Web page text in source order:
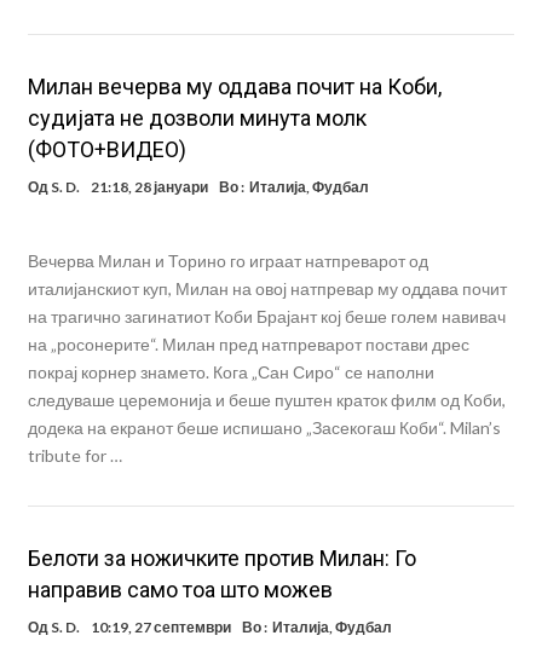
Милан вечерва му оддава почит на Коби,
судијата не дозволи минута молк
(ФОТО+ВИДЕО)
Од S. D. 21:18, 28 јануари Во : Италија,Фудбал
Вечерва Милан и Торино го играат натпреварот од
италијанскиот куп, Милан на овој натпревар му оддава почит
на трагично загинатиот Коби Брајант кој беше голем навивач
на „росонерите“. Милан пред натпреварот постави дрес
покрај корнер знамето. Кога „Сан Сиро“ се наполни
следуваше церемонија и беше пуштен краток филм од Коби,
додека на екранот беше испишано „Засекогаш Коби“. Milan’s
tribute for …
Белоти за ножичките против Милан: Го
направив само тоа што можев
Од S. D. 10:19, 27 септември Во : Италија,Фудбал